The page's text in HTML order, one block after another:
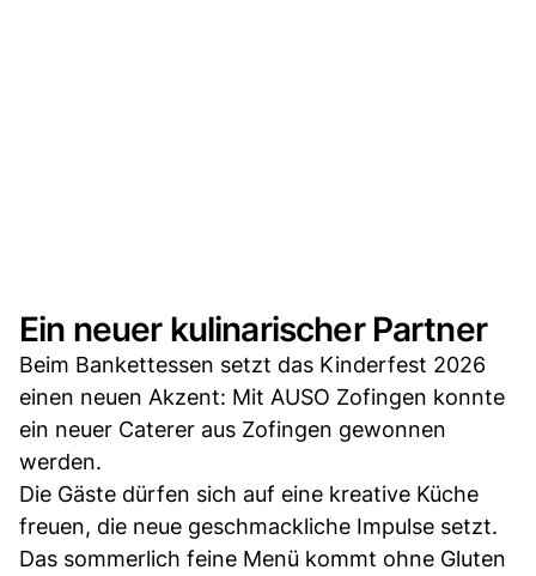
Ein neuer kulinarischer Partner
Beim Bankettessen setzt das Kinderfest 2026
einen neuen Akzent: Mit AUSO Zofingen konnte
ein neuer Caterer aus Zofingen gewonnen
werden.
Die Gäste dürfen sich auf eine kreative Küche
freuen, die neue geschmackliche Impulse setzt.
Das sommerlich feine Menü kommt ohne Gluten